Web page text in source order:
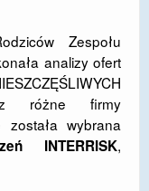
Zespołu
analizy ofert
różne firmy
została wybrana
INTERRISK,